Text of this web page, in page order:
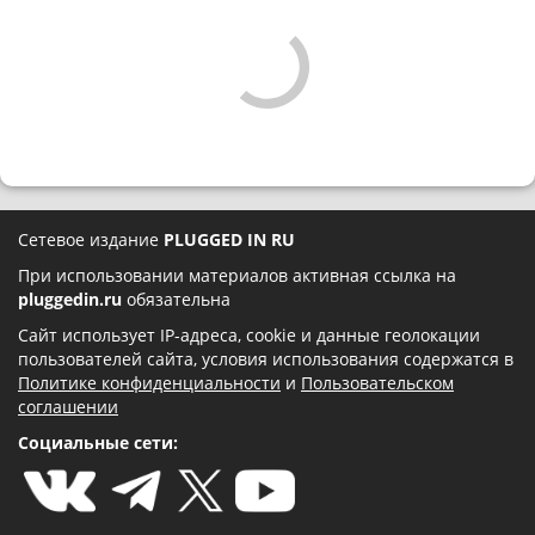
Сетевое издание PLUGGED IN RU
При использовании материалов активная ссылка на
pluggedin.ru обязательна
Сайт использует IP-адреса, cookie и данные геолокации
пользователей сайта, условия использования содержатся в
Политике конфиденциальности и Пользовательском
соглашении
Социальные сети: